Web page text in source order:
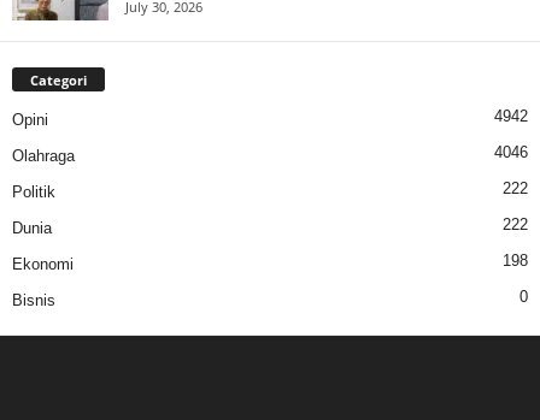
July 30, 2026
Categori
Opini 4942
Olahraga 4046
Politik 222
Dunia 222
Ekonomi 198
Bisnis 0